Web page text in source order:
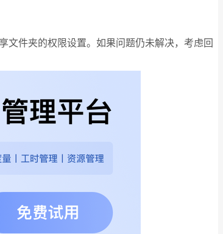
文件夹的权限设置。如果问题仍未解决，考虑回